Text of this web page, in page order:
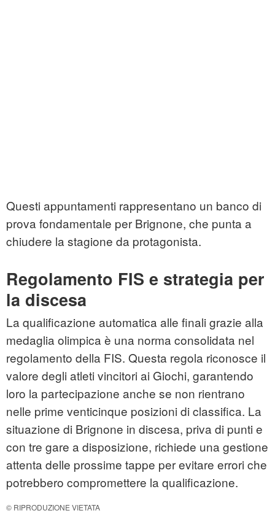
Questi appuntamenti rappresentano un banco di
prova fondamentale per Brignone, che punta a
chiudere la stagione da protagonista.
Regolamento FIS e strategia per
la discesa
La qualificazione automatica alle finali grazie alla
medaglia olimpica è una norma consolidata nel
regolamento della FIS. Questa regola riconosce il
valore degli atleti vincitori ai Giochi, garantendo
loro la partecipazione anche se non rientrano
nelle prime venticinque posizioni di classifica. La
situazione di Brignone in discesa, priva di punti e
con tre gare a disposizione, richiede una gestione
attenta delle prossime tappe per evitare errori che
potrebbero compromettere la qualificazione.
© RIPRODUZIONE VIETATA